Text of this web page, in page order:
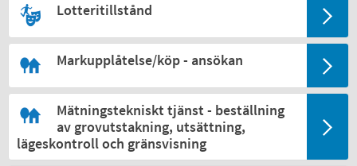
Lotteritillstånd
Markupplåtelse/köp - ansökan
Mätningstekniskt tjänst - beställning
av grovutstakning, utsättning,
lägeskontroll och gränsvisning